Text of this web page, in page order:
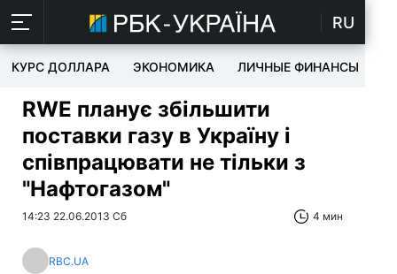
RU
КУРС ДОЛЛАРА ЭКОНОМИКА ЛИЧНЫЕ ФИНАНСЫ
RWE планує збільшити
поставки газу в Україну і
співпрацювати не тільки з
"Нафтогазом"
14:23 22.06.2013 Сб 4 мин
RBC.UA